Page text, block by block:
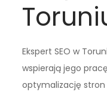
Ekspert SEO w
wspierają jego
optymalizację